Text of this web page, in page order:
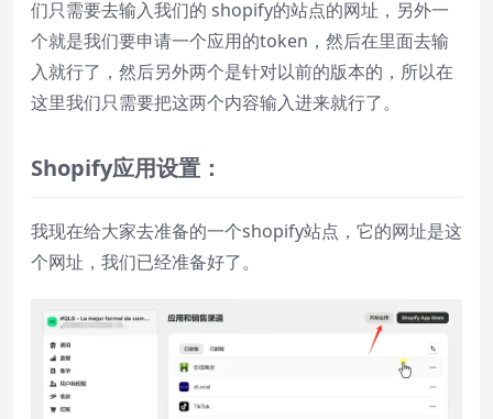
们只需要去输入我们的 shopify的站点的网址，另外一
个就是我们要申请一个应用的token，然后在里面去输
入就行了，然后另外两个是针对以前的版本的，所以在
这里我们只需要把这两个内容输入进来就行了。
Shopify应用设置：
我现在给大家去准备的一个shopify站点，它的网址是这
个网址，我们已经准备好了。